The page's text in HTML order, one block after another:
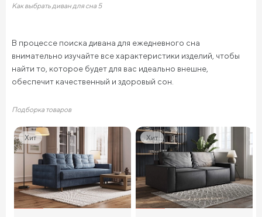
Как выбрать диван для сна 5
В процессе поиска дивана для ежедневного сна
внимательно изучайте все характеристики изделий, чтобы
найти то, которое будет для вас идеально внешне,
обеспечит качественный и здоровый сон.
Подборка товаров
Хит Хит